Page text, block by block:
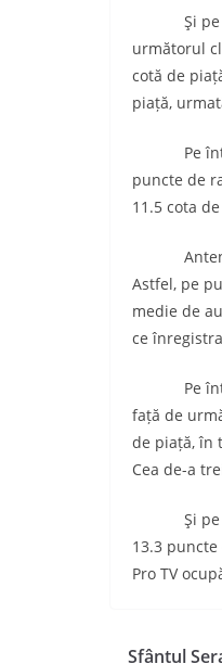
Şi pe
următorul
cotă de
piață,
Pe
puncte de
11.5 cota
Antena 1
Astfel, pe
medie de
ce
Pe întreg
față de
de piață, în
Cea de-a
Şi pe
13.3
Pro TV
Sfântul